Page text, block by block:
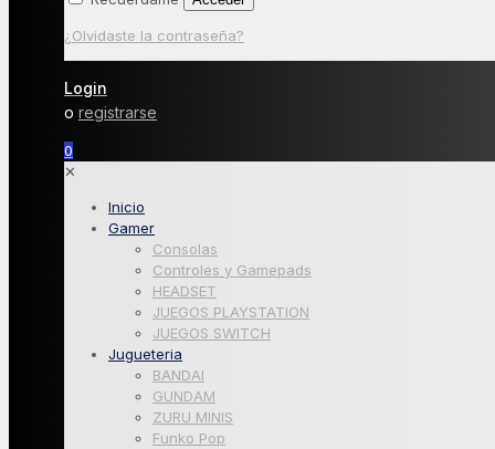
¿Olvidaste la contraseña?
Login
o registrarse
0
✕
Inicio
Gamer
Consolas
Controles y Gamepads
HEADSET
JUEGOS PLAYSTATION
JUEGOS SWITCH
Jugueteria
BANDAI
GUNDAM
ZURU MINIS
Funko Pop